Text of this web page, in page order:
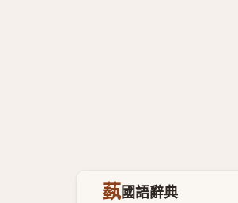
蓺國語辭典